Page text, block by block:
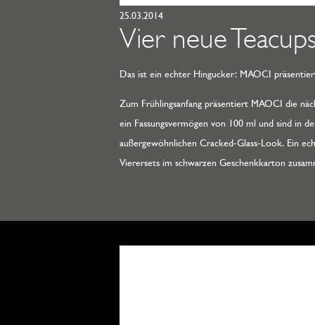
25.03.2014
Vier neue
Das ist ein echter Hingucker: MAOCI
Zum Frühlingsanfang präsentiert MAOCI die
ein Fassungsvermögen von 100 ml und sind in
außergewöhnlichen Cracked-Glass-Look. Ein
Vierersets im schwarzen Geschenkkarton